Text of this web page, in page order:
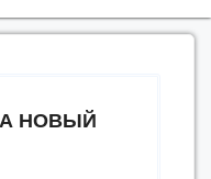
НОВЫЙ